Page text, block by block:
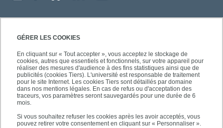
GÉRER LES COOKIES
En cliquant sur « Tout accepter », vous acceptez le stockage de
cookies, autres que essentiels et fonctionnels, sur votre appareil pour
réaliser des mesures d'audience à des fins statistiques ainsi que de
publicités (cookies Tiers). L'université est responsable de traitement
pour le site Internet. Les cookies Tiers sont détaillés par domaine
dans nos mentions légales. En cas de refus ou d'acceptation des
traceurs, vos paramètres seront sauvegardés pour une durée de 6
mois.
Si vous souhaitez refuser les cookies après les avoir acceptés, vous
pouvez retirer votre consentement en cliquant sur « Personnaliser ».